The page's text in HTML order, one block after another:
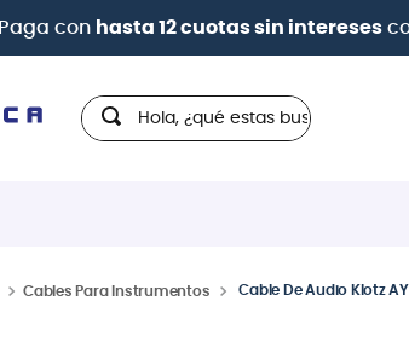
Paga con hasta 12 cuotas sin intereses
Hola, ¿qué estas buscando?
Cables Para Instrumentos Cable De Audio Klotz